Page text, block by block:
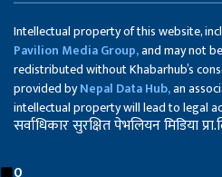
Intellectual property of this website,
Pavilion Media Group,and may not
redistributed without Khabarhub’s
provided byNepal Data Hub,an
intellectual property will lead to legal
सर्वाधिकार सुरक्षित पेभलियन मिडिया